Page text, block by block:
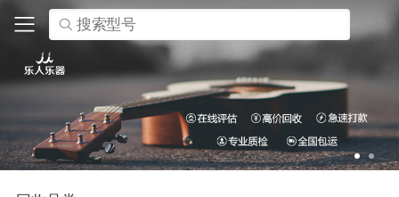
搜索型号